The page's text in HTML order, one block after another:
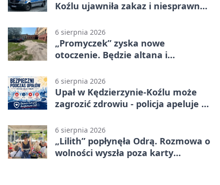
Koźlu ujawniła zakaz i niesprawne
6 sierpnia 2026
„Promyczek” zyska nowe
otoczenie. Będzie altana i
6 sierpnia 2026
Upał w Kędzierzynie-Koźlu może
zagrozić zdrowiu - policja apeluje o
6 sierpnia 2026
„Lilith” popłynęła Odrą. Rozmowa o
wolności wyszła poza karty